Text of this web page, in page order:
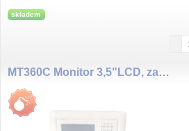
skladem
MT360C Monitor 3,5"LCD, zapust